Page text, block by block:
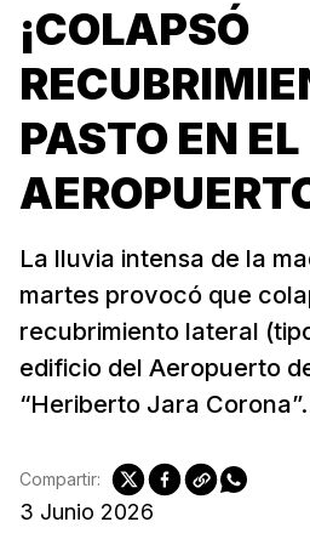
¡COLAPSÓ
PASTO EN EL
La lluvia intensa de la
martes provocó que
recubrimiento lateral
edificio del Aeropuerto
“Heriberto Jara
3 Junio 2026
Compartir: